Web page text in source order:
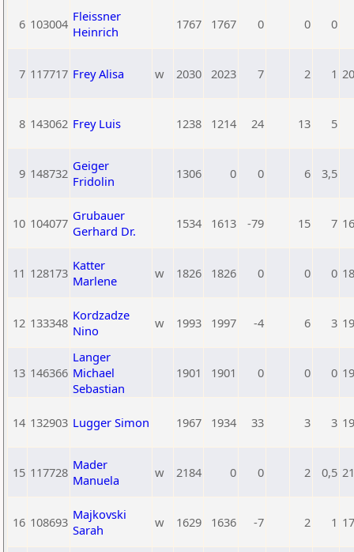
6 103004 Fleissner
Heinrich
1767 1767 0 0 0
7 117717 Frey Alisa w 2030 2023 7 2 1
8 143062 Frey Luis 1238 1214 24 13 5
9 148732 Geiger
Fridolin
1306 0 0 6 3,5
10 104077 Grubauer
Gerhard Dr.
1534 1613 -79 15 7
11 128173 Katter
Marlene
w 1826 1826 0 0 0
12 133348 Kordzadze
Nino
w 1993 1997 -4 6 3
13 146366
Langer
Michael
Sebastian
1901 1901 0 0 0
14 132903 Lugger Simon 1967 1934 33 3 3
15 117728 Mader
Manuela
w 2184 0 0 2 0,5
16 108693 Majkovski
Sarah
w 1629 1636 -7 2 1